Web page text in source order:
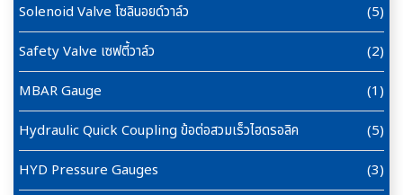
Solenoid Valve โซลินอยด์วาล์ว
(5)
Safety Valve เซฟตี้วาล์ว
(2)
MBAR Gauge
(1)
Hydraulic Quick Coupling ข้อต่อสวมเร็วไฮดรอลิค
(5)
HYD Pressure Gauges
(3)